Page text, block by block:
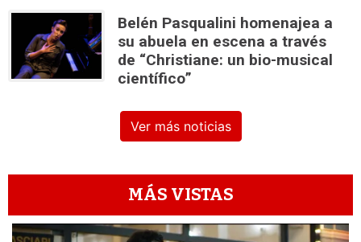
Belén Pasqualini homenajea a
su abuela en escena a través
de “Christiane: un bio-musical
científico”
Ver más noticias
MÁS VISTAS